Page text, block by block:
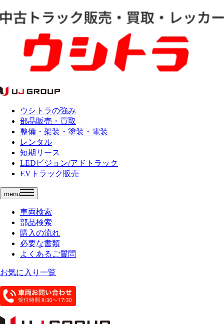
ウシトラの強み
部品販売・買取
整備・架装・塗装・電装
レンタル
短期リース
LEDビジョン/アドトラック
EVトラック販売
menu
車両検索
部品検索
購入の流れ
必要な書類
よくあるご質問
お気に入り一覧